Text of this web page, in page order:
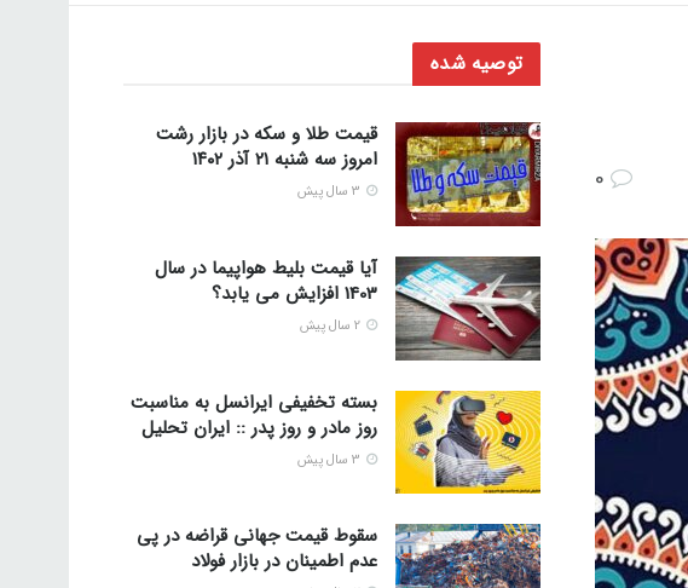
توصیه شده
قیمت طلا و سکه در بازار رشت
امروز سه شنبه ۲۱ آذر ۱۴۰۲
آیا قیمت بلیط هواپیما در سال
1403 افزایش می یابد؟
بسته تخفیفی ایرانسل به مناسبت
روز مادر و روز پدر :: ایران تحلیل
سقوط قیمت جهانی قراضه در پی
عدم اطمینان در بازار فولاد